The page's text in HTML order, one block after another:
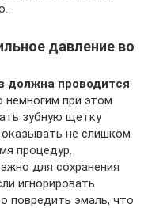
давление во
должна проводится
немногим при этом
зубную щетку
не слишком
процедур.
для сохранения
игнорировать
повредить эмаль, что